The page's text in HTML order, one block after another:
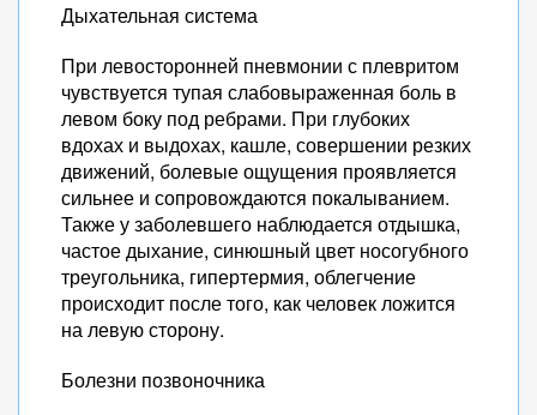
Дыхательная система
При левосторонней пневмонии с плевритом
чувствуется тупая слабовыраженная боль в
левом боку под ребрами. При глубоких
вдохах и выдохах, кашле, совершении резких
движений, болевые ощущения проявляется
сильнее и сопровождаются покалыванием.
Также у заболевшего наблюдается отдышка,
частое дыхание, синюшный цвет носогубного
треугольника, гипертермия, облегчение
происходит после того, как человек ложится
на левую сторону.
Болезни позвоночника